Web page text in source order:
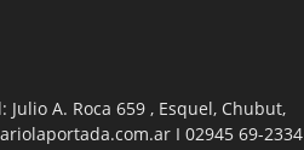
A. Roca 659 , Esquel, Chubut,
I 02945 69-2334